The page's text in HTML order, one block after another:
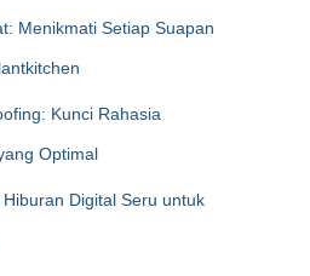
Menikmati Setiap Suapan
Kunci Rahasia
Optimal
Digital Seru untuk